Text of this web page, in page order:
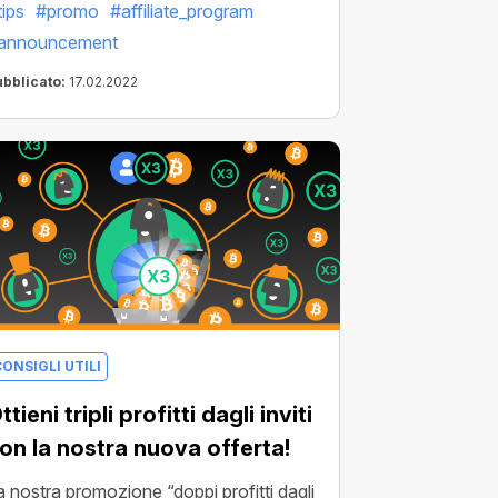
un tocco di unicità alle tue
promozionali, attrarre più
e, in ultimo, massimizzare i tuoi
#promo #affiliate_program
17.02.2022
UTILI
tripli profitti dagli inviti
la nostra nuova offerta!
nostra promozione “doppi profitti dagli